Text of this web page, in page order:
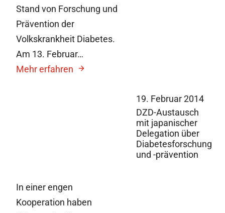
19. Februar 2014
DZD-Austausch
mit japanischer
Delegation über
Diabetesforschung
und -prävention
Stand von Forschung und
Prävention der
Volkskrankheit Diabetes.
Am 13. Februar…
Mehr erfahren
In einer engen
Kooperation haben